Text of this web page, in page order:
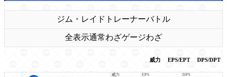
ジム・レイド トレーナーバトル
全表示通常わざゲージわざ
威力 EPS/EPT DPS/DPT